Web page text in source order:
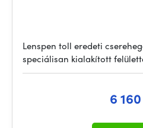
Lenspen toll eredeti
speciálisan kialakított
6